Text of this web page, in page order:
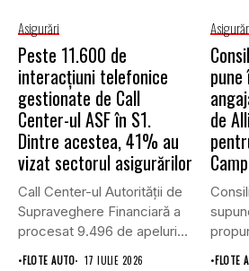
Asigurări
Peste 11.600 de
interacțiuni telefonice
gestionate de Call
Center-ul ASF în S1.
Dintre acestea, 41% au
vizat sectorul asigurărilor
Call Center-ul Autorității de
Supraveghere Financiară a
procesat 9.496 de apeluri
primite...
•FLOTE AUTO 17 IULIE 2026
de
•FLOTE